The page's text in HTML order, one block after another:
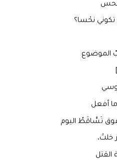
نحس
تكوني نحْسا؟
الموضوع
ما أفعل
تَسَّاقَطُ اليوم
خلتْ،